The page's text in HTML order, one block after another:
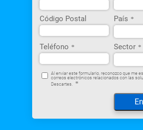
Código Postal País *
Teléfono * Sector *
Al enviar este formulario, reconozco que me
correos electrónicos relacionados con las
Descartes.
*